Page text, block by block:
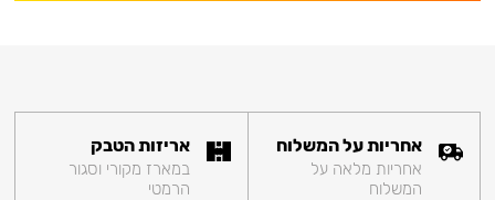
אחריות על המשלוח
אחריות מלאה על
המשלוח
אריזות הטבק
במארז מקורי וסגור
הרמטי